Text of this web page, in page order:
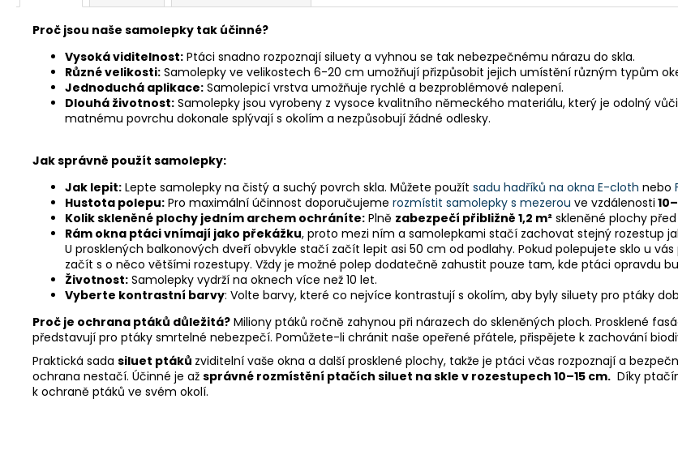
Proč jsou naše samolepky tak účinné?
Vysoká viditelnost: Ptáci snadno rozpoznají siluety a vyhnou se tak nebezpečnému nárazu do skla.
Různé velikosti: Samolepky ve velikostech 6-20 cm umožňují přizpůsobit jejich umístění různým typům
Jednoduchá aplikace: Samolepicí vrstva umožňuje rychlé a bezproblémové nalepení.
Dlouhá životnost: Samolepky jsou vyrobeny z vysoce kvalitního německého materiálu, který je odolný
matnému povrchu dokonale splývají s okolím a nezpůsobují žádné odlesky.
Jak správně použít samolepky:
Jak lepit: Lepte samolepky na čistý a suchý povrch skla. Můžete použít sadu hadříků na okna E-cloth nebo
Hustota polepu: Pro maximální účinnost doporučujeme rozmístit samolepky s mezerou ve vzdálenosti
Kolik skleněné plochy jedním archem ochráníte: Plně zabezpečí přibližně 1,2 m² skleněné plochy
Rám okna ptáci vnímají jako překážku, proto mezi ním a samolepkami stačí zachovat stejný rozestup
U prosklených balkonových dveří obvykle stačí začít lepit asi 50 cm od podlahy. Pokud polepujete sklo u
začít s o něco většími rozestupy. Vždy je možné polep dodatečně zahustit pouze tam, kde ptáci opravdu
Životnost: Samolepky vydrží na oknech více než 10 let.
Vyberte kontrastní barvy: Volte barvy, které co nejvíce kontrastují s okolím, aby byly siluety pro ptáky
Proč je ochrana ptáků důležitá? Miliony ptáků ročně zahynou při nárazech do skleněných ploch. Prosklené
představují pro ptáky smrtelné nebezpečí. Pomůžete-li chránit naše opeřené přátele, přispějete k zachování
Praktická sada siluet ptáků zviditelní vaše okna a další prosklené plochy, takže je ptáci včas rozpoznají a
ochrana nestačí. Účinné je až správné rozmístění ptačích siluet na skle v rozestupech 10–15 cm. Díky
k ochraně ptáků ve svém okolí.